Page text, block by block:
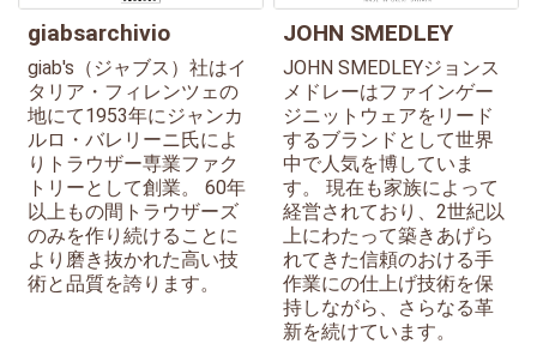
giabsarchivio
giab's（ジャブス）社はイ
タリア・フィレンツェの
地にて1953年にジャンカ
ルロ・バレリーニ氏によ
りトラウザー専業ファク
トリーとして創業。 60年
以上もの間トラウザーズ
のみを作り続けることに
より磨き抜かれた高い技
術と品質を誇ります。
JOHN SMEDLEY
JOHN SMEDLEYジョンス
メドレーはファインゲー
ジニットウェアをリード
するブランドとして世界
中で人気を博していま
す。 現在も家族によって
経営されており、2世紀以
上にわたって築きあげら
れてきた信頼のおける手
作業にの仕上げ技術を保
持しながら、さらなる革
新を続けています。